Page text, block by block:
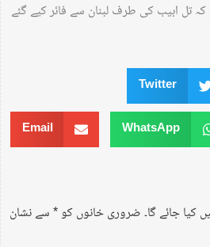
کہ تل ابیب کی طرف لبنان سے فائر کیے گئے
Twitter
WhatsApp
Email
کیا جائے گا۔ضروری خانوں کو*سے نشان